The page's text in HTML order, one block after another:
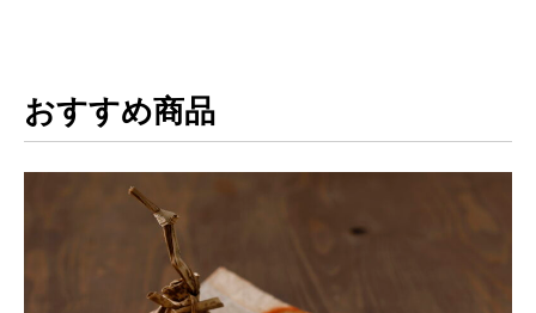
おすすめ商品